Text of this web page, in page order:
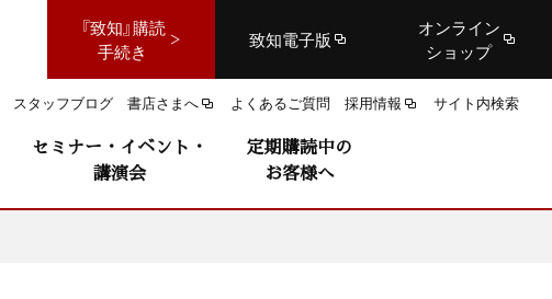
『致知』購読
手続き
致知電子版
オンライン
ショップ
スタッフブログ 書店さまへ よくあるご質問 採用情報 サイト内検索
セミナー・イベント・
講演会
定期購読中の
お客様へ